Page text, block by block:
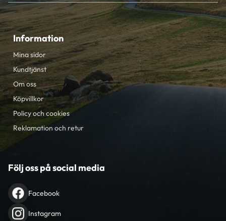
Information
Mina sidor
Kundtjänst
Om oss
Köpvillkor
Policy och cookies
Reklamation och retur
Följ oss på social media
Facebook
Instagram